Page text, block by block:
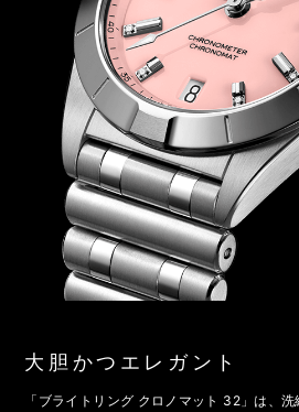
大胆かつエレガント
「ブライトリング クロノマット 32」は、